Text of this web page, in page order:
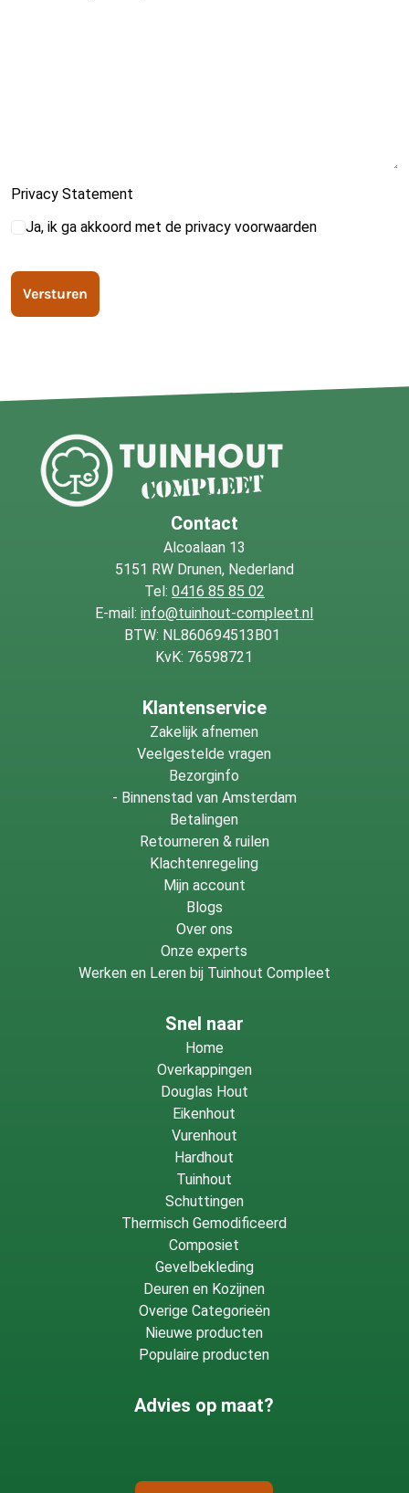
Privacy Statement
Ja, ik ga akkoord met de privacy voorwaarden
Versturen
Contact
Alcoalaan 13
5151 RW Drunen, Nederland
Tel: 0416 85 85 02
E-mail:info@tuinhout-compleet.nl
BTW: NL860694513B01
KvK: 76598721
Klantenservice
Zakelijk afnemen
Veelgestelde vragen
Bezorginfo
- Binnenstad van Amsterdam
Betalingen
Retourneren & ruilen
Klachtenregeling
Mijn account
Blogs
Over ons
Onze experts
Werken en Leren bij Tuinhout Compleet
Snel naar
Home
Overkappingen
Douglas Hout
Eikenhout
Vurenhout
Hardhout
Tuinhout
Schuttingen
Thermisch Gemodificeerd
Composiet
Gevelbekleding
Deuren en Kozijnen
Overige Categorieën
Nieuwe producten
Populaire producten
Advies op maat?